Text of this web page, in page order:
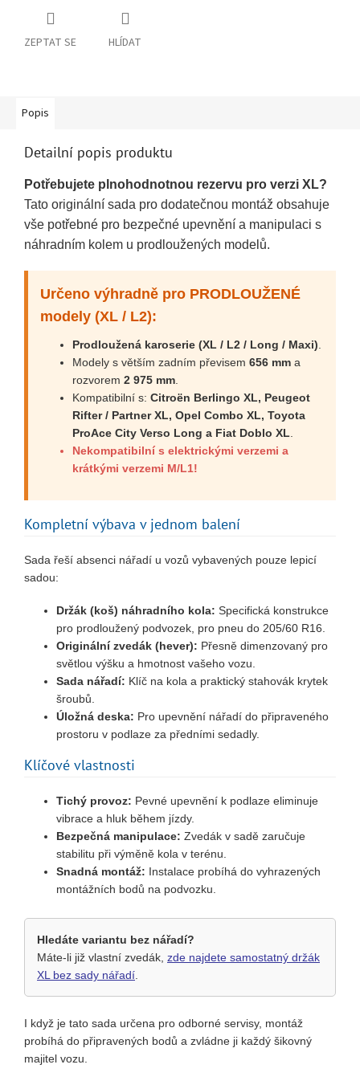
ZEPTAT SE HLÍDAT
Popis
Detailní popis produktu
Potřebujete plnohodnotnou rezervu pro verzi XL?
Tato originální sada pro dodatečnou montáž obsahuje
vše potřebné pro bezpečné upevnění a manipulaci s
náhradním kolem u prodloužených modelů.
Určeno výhradně pro PRODLOUŽENÉ
modely (XL / L2):
Prodloužená karoserie (XL / L2 / Long / Maxi)
Modely s větším zadním převisem 656 mm a
rozvorem 2 975 mm
Kompatibilní s: Citroën Berlingo XL, Peugeot
Rifter / Partner XL, Opel Combo XL, Toyota
ProAce City Verso Long a Fiat Doblo XL
Nekompatibilní s elektrickými verzemi a
krátkými verzemi M/L1!
Kompletní výbava v jednom balení
Sada řeší absenci nářadí u vozů vybavených pouze lepicí
sadou:
Držák (koš) náhradního kola: Specifická konstrukce
pro prodloužený podvozek, pro pneu do 205/60 R16.
Originální zvedák (hever): Přesně dimenzovaný pro
světlou výšku a hmotnost vašeho vozu.
Sada nářadí: Klíč na kola a praktický stahovák krytek
šroubů.
Úložná deska: Pro upevnění nářadí do připraveného
prostoru v podlaze za předními sedadly.
Klíčové vlastnosti
Tichý provoz: Pevné upevnění k podlaze eliminuje
vibrace a hluk během jízdy.
Bezpečná manipulace: Zvedák v sadě zaručuje
stabilitu při výměně kola v terénu.
Snadná montáž: Instalace probíhá do vyhrazených
montážních bodů na podvozku.
Hledáte variantu bez nářadí?
Máte-li již vlastní zvedák, zde najdete samostatný držák
XL bez sady nářadí
I když je tato sada určena pro odborné servisy, montáž
probíhá do připravených bodů a zvládne ji každý šikovný
majitel vozu.